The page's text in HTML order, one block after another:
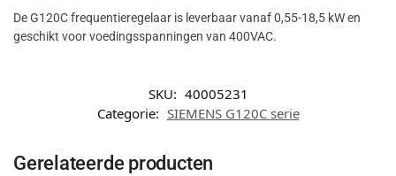
De G120C frequentieregelaar is leverbaar vanaf 0,55-18,5 kW en
geschikt voor voedingsspanningen van 400VAC.
SKU: 40005231
Categorie: SIEMENS G120C serie
Gerelateerde producten